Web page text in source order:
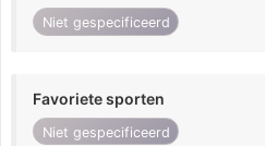
Niet gespecificeerd
Favoriete sporten
Niet gespecificeerd